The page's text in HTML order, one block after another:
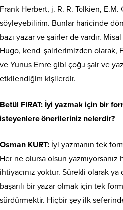
Frank Herbert, j. R. R. Tolkien,
söyleyebilirim. Bunlar haricinde
bazı yazar ve şairler de vardır.
Hugo, kendi şairlerimizden olarak,
ve Yunus Emre gibi çoğu şair ve
etkilendiğim kişilerdir.
Betül FIRAT: İyi yazmak için bir
isteyenlere önerileriniz nelerdir?
Osman KURT: İyi yazmanın tek
Her ne olursa olsun
ihtiyacınız yoktur. Sürekli olarak ya
başarılı bir yazar olmak için tek
sürdürmektir. Hiçbir şey ilk